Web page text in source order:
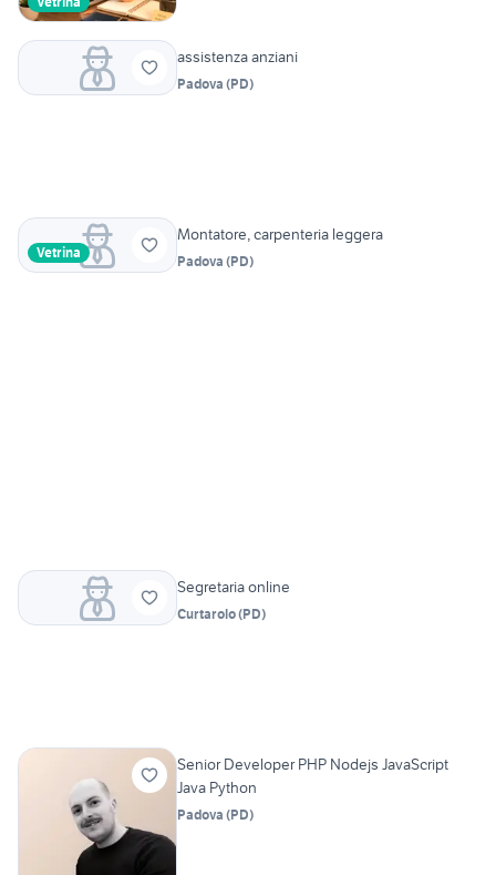
assistenza anziani
Padova (PD)
Vetrina
Montatore, carpenteria leggera
Padova (PD)
Segretaria online
Curtarolo(PD)
Senior Developer PHP Nodejs JavaScript
Java Python
Padova (PD)